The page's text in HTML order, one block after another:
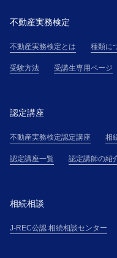
成するものとして、
受講者は、第３条で
催者が提供する本講
に承諾通知記載の方
いう）に基づき算定
ます。
第４条(本講座の申し込
う）は、本サイト上
申込」という)を行な
不動産実務検定
不動産実務検定とは 種類に
受験方法 受講生専用ページ
認定講座
不動産実務検定認定講座 相
認定講座一覧 認定講師の紹
相続相談
J-REC公認 相続相談センター